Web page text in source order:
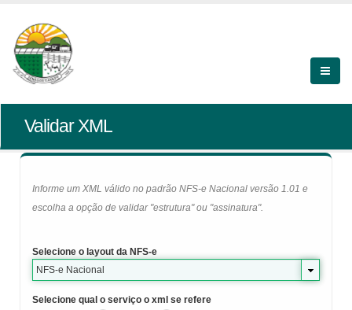
Validar XML
Informe um XML válido no padrão NFS-e Nacional versão 1.01 e
escolha a opção de validar "estrutura" ou "assinatura".
Selecione o layout da NFS-e
NFS-e Nacional
Selecione qual o serviço o xml se refere